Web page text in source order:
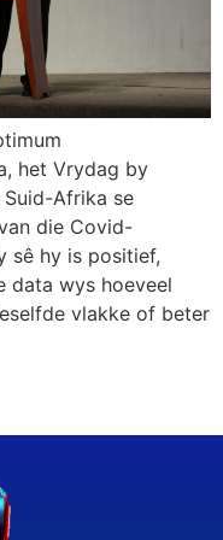
het Vrydag by
Afrika se
die Covid-
sê hy is positief,
data wys hoeveel
vlakke of beter